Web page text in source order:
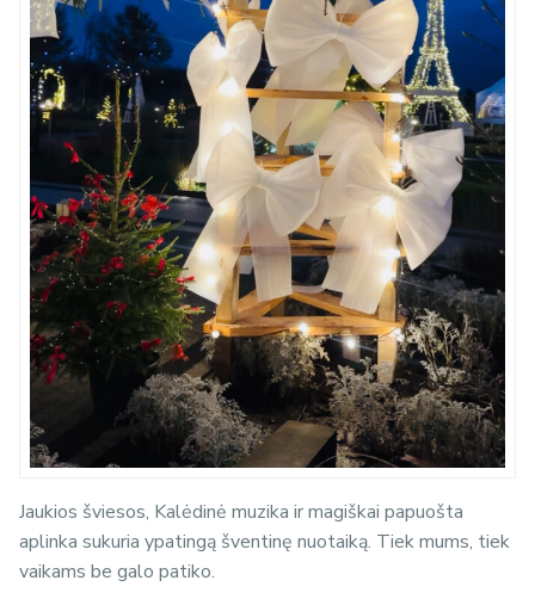
Jaukios šviesos, Kalėdinė muzika ir magiškai papuošta
aplinka sukuria ypatingą šventinę nuotaiką. Tiek mums, tiek
vaikams be galo patiko.